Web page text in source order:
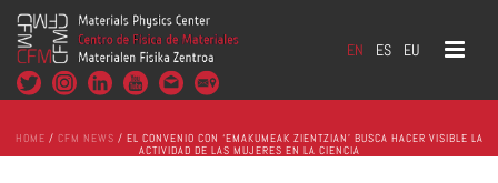
EN ES EU
HOME / CFM NEWS / EL CONVENIO CON ‘EMAKUMEAK ZIENTZIAN’ BUSCA HACER VISIBLE LA
ACTIVIDAD DE LAS MUJERES EN LA CIENCIA